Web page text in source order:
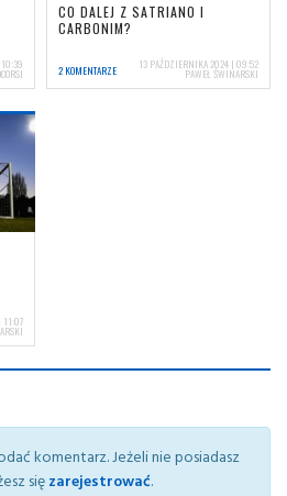
CO DALEJ Z SATRIANO I
CARBONIM?
2 KOMENTARZE 13 PAŹDZIERNIKA 2024 | 09:52
PAWEŁ ŚWINARSKI
11:07
komentarz. Jeżeli nie posiadasz
sięzarejestrować.